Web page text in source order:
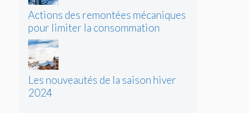
Actions des remontées mécaniques
pour limiter la consommation
d’énergie
Les nouveautés de la saison hiver
2024